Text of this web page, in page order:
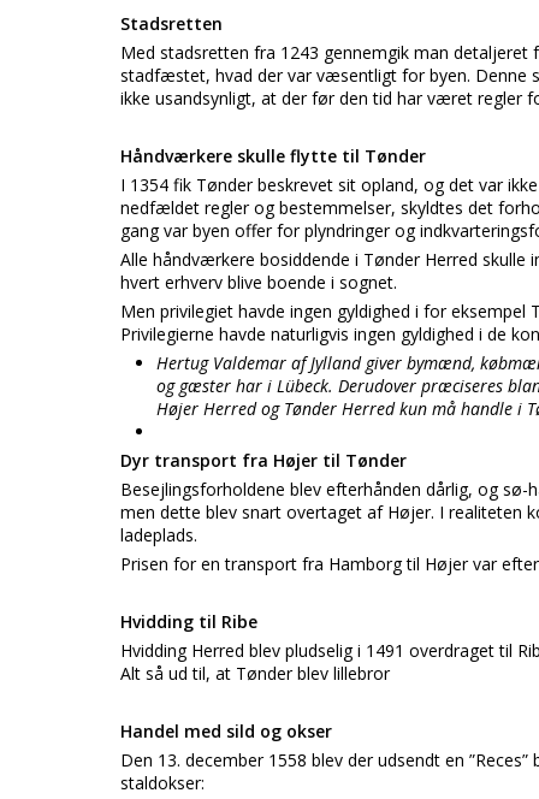
Stadsretten
Med stadsretten fra 1243 gennemgik man detaljeret
stadfæstet, hvad der var væsentligt for byen. Denne
ikke usandsynligt, at der før den tid har været regler
Håndværkere skulle flytte til Tønder
I 1354 fik Tønder beskrevet sit opland, og det var
nedfældet regler og bestemmelser, skyldtes det
gang var byen offer for plyndringer og
Alle håndværkere bosiddende i Tønder Herred
hvert erhverv blive boende i sognet.
Men privilegiet havde ingen gyldighed i for
Privilegierne havde naturligvis ingen gyldighed i de
Hertug Valdemar af Jylland giver bymænd,
og gæster har i Lübeck. Derudover præciseres
Højer Herred og Tønder Herred kun må handle i
Dyr transport fra Højer til Tønder
Besejlingsforholdene blev efterhånden dårlig, og
men dette blev snart overtaget af Højer. I realiteten
ladeplads.
Prisen for en transport fra Hamborg til Højer var
Hvidding til Ribe
Hvidding Herred blev pludselig i 1491 overdraget til
Alt så ud til, at Tønder blev lillebror
Handel med sild og okser
Den 13. december 1558 blev der udsendt en
staldokser: